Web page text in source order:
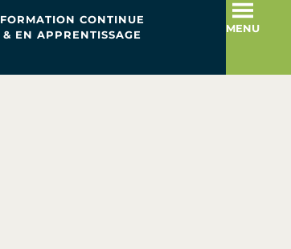
FORMATION CONTINUE
& EN APPRENTISSAGE
MENU